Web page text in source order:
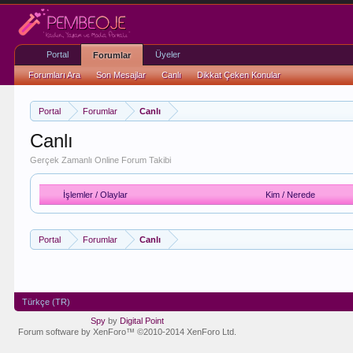
Portal Forumlar Canlı
Canlı
Gerçek Zamanlı Online Forum Takibi
İşlemler / Olaylar Kim / Nerede
Portal Forumlar Canlı
Portal Forumlar
Forumları Ara Son Mesajlar Canlı Dikkat Çeken Konular
Üyeler
Türkçe (TR)
Spy by Digital Point
Forum software by XenForo™©2010-2014 XenForo Ltd.